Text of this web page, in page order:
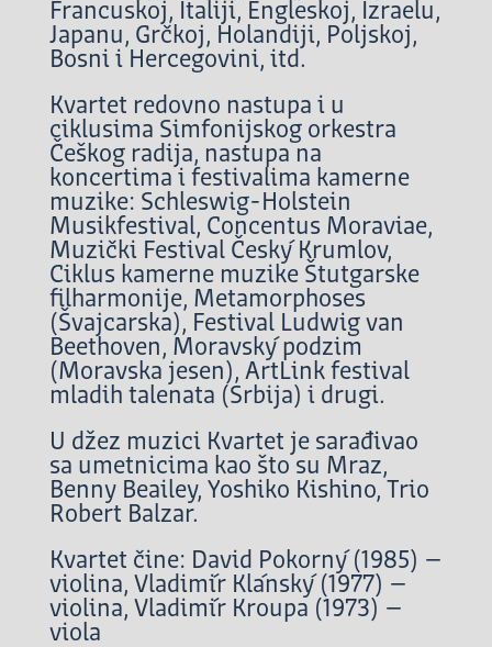
Francuskoj, Italiji, Engleskoj, Izraelu,
Japanu, Grčkoj, Holandiji, Poljskoj,
Bosni i Hercegovini, itd.
Kvartet redovno nastupa i u
ciklusima Simfonijskog orkestra
Češkog radija, nastupa na
koncertima i festivalima kamerne
muzike: Schleswig-Holstein
Musikfestival, Concentus Moraviae,
Muzički Festival Český Krumlov,
Ciklus kamerne muzike Štutgarske
filharmonije, Metamorphoses
(Švajcarska), Festival Ludwig van
Beethoven, Moravský podzim
(Moravska jesen), ArtLink festival
mladih talenata (Srbija) i drugi.
U džez muzici Kvartet je sarađivao
sa umetnicima kao što su Mraz,
Benny Beailey, Yoshiko Kishino, Trio
Robert Balzar.
Kvartet čine: David Pokorný (1985) –
violina, Vladimír Klánský (1977) –
violina, Vladimír Kroupa (1973) –
viola